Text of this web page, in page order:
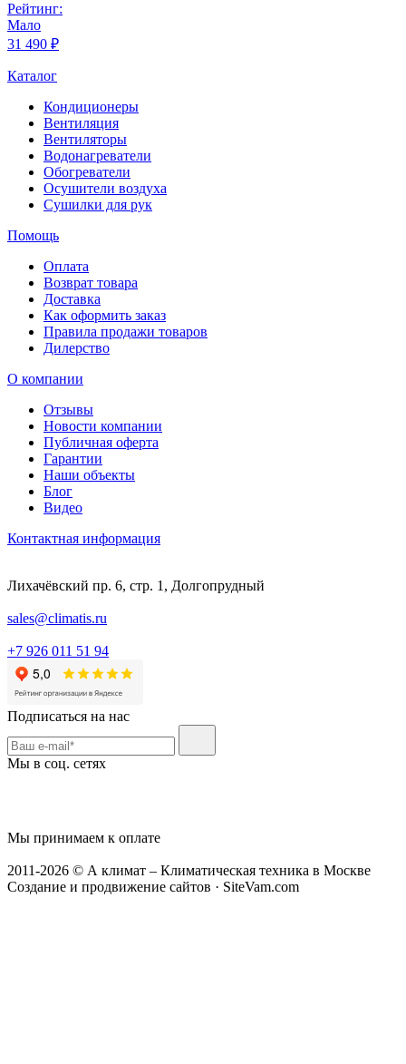
Рейтинг:
Мало
31 490 ₽
Каталог
Кондиционеры
Вентиляция
Вентиляторы
Водонагреватели
Обогреватели
Осушители воздуха
Сушилки для рук
Помощь
Оплата
Возврат товара
Доставка
Как оформить заказ
Правила продажи товаров
Дилерство
О компании
Отзывы
Новости компании
Публичная оферта
Гарантии
Наши объекты
Блог
Видео
Контактная информация
Лихачёвский пр. 6, стр. 1, Долгопрудный
sales@climatis.ru
+7 926 011 51 94
Подписаться на нас
Мы в соц. сетях
Мы принимаем к оплате
2011-2026 © А климат – Климатическая техника в Москве
Создание и продвижение сайтов · SiteVam.com